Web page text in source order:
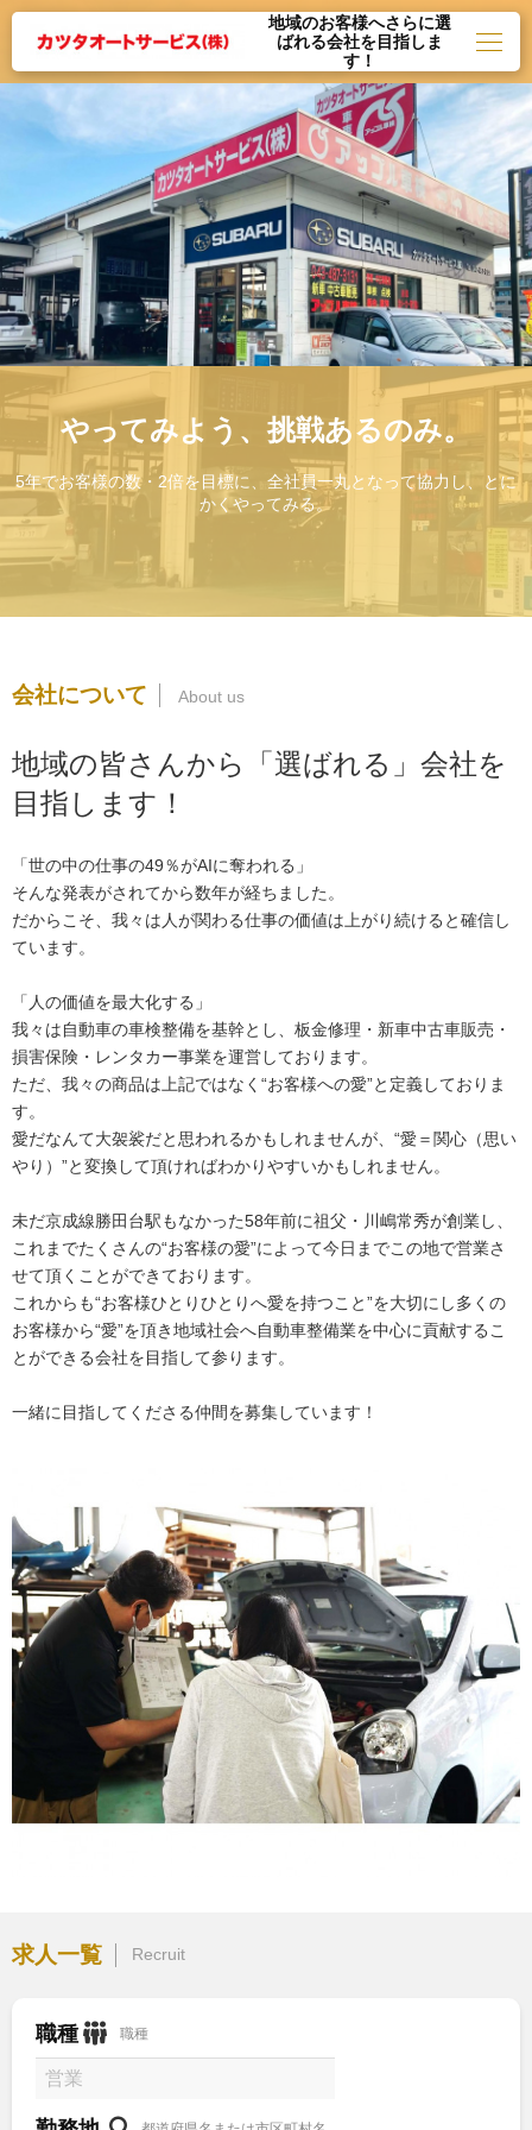
地域のお客様へさらに選
ばれる会社を目指しま
す！
やってみよう、挑戦あるのみ。
5年でお客様の数・2倍を目標に、全社員一丸となって協力し、とに
かくやってみる。
会社について
地域の皆さんから「選ばれる」会社を
目指します！
「世の中の仕事の49％がAIに奪われる」
そんな発表がされてから数年が経ちました。
だからこそ、我々は人が関わる仕事の価値は上がり続けると確信し
ています。
「人の価値を最大化する」
我々は自動車の車検整備を基幹とし、板金修理・新車中古車販売・
損害保険・レンタカー事業を運営しております。
ただ、我々の商品は上記ではなく“お客様への愛”と定義しておりま
す。
愛だなんて大袈裟だと思われるかもしれませんが、“愛＝関心（思い
やり）”と変換して頂ければわかりやすいかもしれません。
未だ京成線勝田台駅もなかった58年前に祖父・川嶋常秀が創業し、
これまでたくさんの“お客様の愛”によって今日までこの地で営業さ
せて頂くことができております。
これからも“お客様ひとりひとりへ愛を持つこと”を大切にし多くの
お客様から“愛”を頂き地域社会へ自動車整備業を中心に貢献するこ
とができる会社を目指して参ります。
一緒に目指してくださる仲間を募集しています！
求人一覧 Recruit
職種 職種